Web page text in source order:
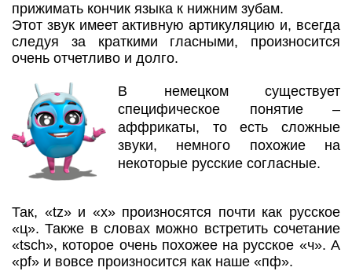
прижимать кончик языка к нижним зубам.
Этот звук имеет активную артикуляцию и, всегда
следуя за краткими гласными, произносится
очень отчетливо и долго.
В немецком существует
специфическое понятие –
аффрикаты, то есть сложные
звуки, немного похожие на
некоторые русские согласные.
Так, «tz» и «x» произносятся почти как русское
«ц». Также в словах можно встретить сочетание
«tsch», которое очень похожее на русское «ч». А
«pf» и вовсе произносится как наше «пф».